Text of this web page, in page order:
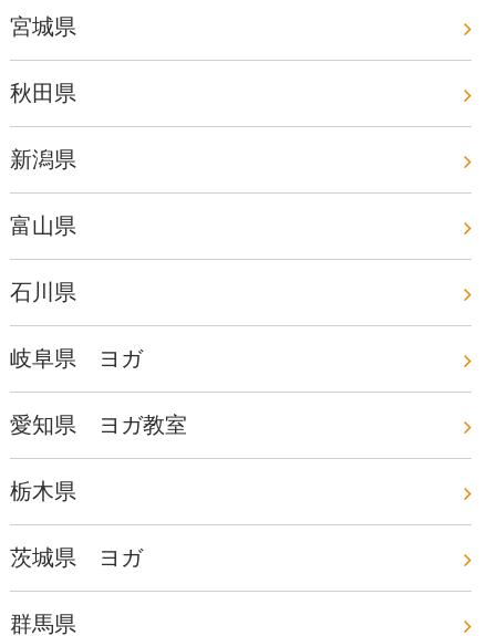
宮城県
秋田県
新潟県
富山県
石川県
岐阜県 ヨガ
愛知県 ヨガ教室
栃木県
茨城県 ヨガ
群馬県